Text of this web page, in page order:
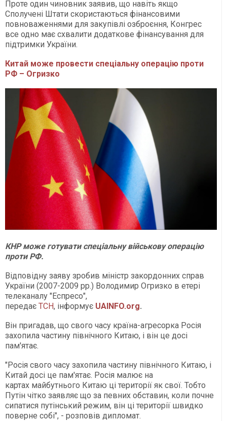
Проте один чиновник заявив, що навіть якщо
Сполучені Штати скористаються фінансовими
повноваженнями для закупівлі озброєння, Конгрес
все одно має схвалити додаткове фінансування для
підтримки України.
Китай може провести спеціальну операцію проти
РФ – Огризко
КНР може готувати спеціальну військову операцію
проти РФ.
Відповідну заяву зробив міністр закордонних справ
України (2007-2009 рр.) Володимир Огризко в етері
телеканалу "Еспресо",
передає ТСН, інформує UAINFO.org.
Він пригадав, що свого часу країна-агресорка Росія
захопила частину північного Китаю, і він це досі
пам'ятає.
"Росія свого часу захопила частину північного Китаю, і
Китай досі це пам'ятає. Росія малює на
картах майбутнього Китаю ці території як свої. Тобто
Путін чітко заявляє що за певних обставин, коли почне
сипатися путінський режим, він ці території швидко
поверне собі", - розповів дипломат.